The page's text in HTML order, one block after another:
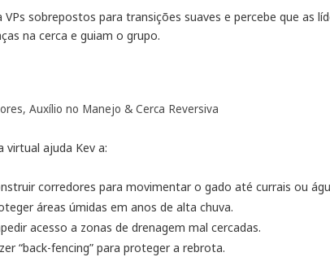
VPs sobrepostos para transições suaves e percebe que as
na cerca e guiam o grupo.
Auxílio no Manejo & Cerca Reversiva
virtual ajuda Kev a:
corredores para movimentar o gado até currais ou
áreas úmidas em anos de alta chuva.
acesso a zonas de drenagem mal cercadas.
“back-fencing” para proteger a rebrota.